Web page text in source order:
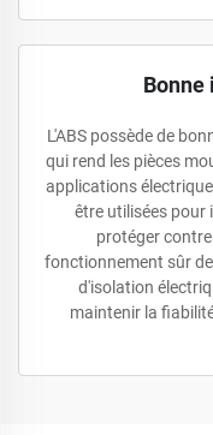
L'ABS possède de
qui rend les pièces
applications
être utilisées pour
protéger
fonctionnement sûr
d'isolation
maintenir la